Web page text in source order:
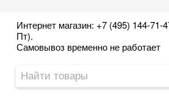
Интернет магазин: +7 (495) 144-71-
Пт).
Самовывоз временно не работает